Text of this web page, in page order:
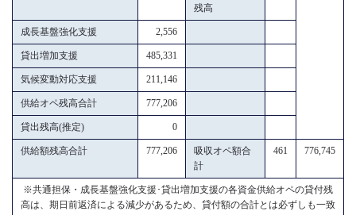
残高
成長基盤強化支援 2,556
貸出増加支援 485,331
気候変動対応支援 211,146
供給オペ残高合計 777,206
貸出残高(推定) 0
供給額残高合計 777,206
吸収オペ額合
計
461 776,745
※共通担保・成長基盤強化支援･貸出増加支援の各資金供給オペの貸付残
高は、期日前返済による減少があるため、貸付額の合計とは必ずしも一致